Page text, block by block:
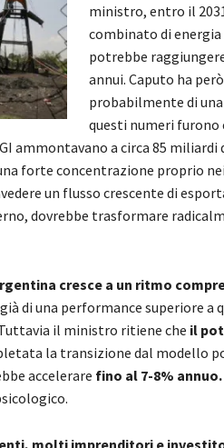
ministro, entro il
combinato di
potrebbe
annui. Caputo ha
probabilmente di
questi numeri
ammontavano a circa 85 miliardi
forte concentrazione proprio
un flusso crescente di
dovrebbe trasformare
cresce a un ritmo
di una performance superiore a
il ministro ritiene che il
la transizione dal modello
accelerare fino al 7-8% annuo.
molti imprenditori e